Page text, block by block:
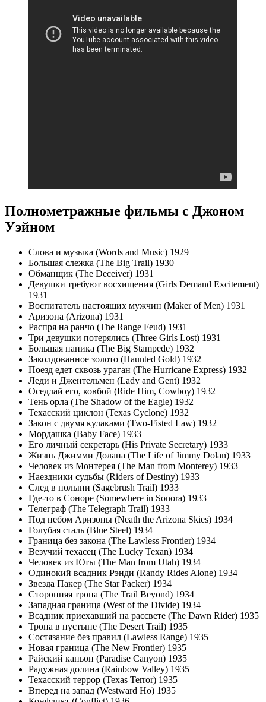
Полнометражные фильмы с Джоном
Уэйном
Слова и музыка (Words and Music) 1929
Большая слежка (The Big Trail) 1930
Обманщик (The Deceiver) 1931
Девушки требуют восхищения (Girls Demand Excitement)
1931
Воспитатель настоящих мужчин (Maker of Men) 1931
Аризона (Arizona) 1931
Распря на ранчо (The Range Feud) 1931
Три девушки потерялись (Three Girls Lost) 1931
Большая паника (The Big Stampede) 1932
Заколдованное золото (Haunted Gold) 1932
Поезд едет сквозь ураган (The Hurricane Express) 1932
Леди и Джентельмен (Lady and Gent) 1932
Оседлай его, ковбой (Ride Him, Cowboy) 1932
Тень орла (The Shadow of the Eagle) 1932
Техасский циклон (Texas Cyclone) 1932
Закон с двумя кулаками (Two-Fisted Law) 1932
Мордашка (Baby Face) 1933
Его личный секретарь (His Private Secretary) 1933
Жизнь Джимми Долана (The Life of Jimmy Dolan) 1933
Человек из Монтерея (The Man from Monterey) 1933
Наездники судьбы (Riders of Destiny) 1933
След в полыни (Sagebrush Trail) 1933
Где-то в Соноре (Somewhere in Sonora) 1933
Телеграф (The Telegraph Trail) 1933
Под небом Аризоны (Neath the Arizona Skies) 1934
Голубая сталь (Blue Steel) 1934
Граница без закона (The Lawless Frontier) 1934
Везучий техасец (The Lucky Texan) 1934
Человек из Юты (The Man from Utah) 1934
Одинокий всадник Рэнди (Randy Rides Alone) 1934
Звезда Пакер (The Star Packer) 1934
Сторонняя тропа (The Trail Beyond) 1934
Западная граница (West of the Divide) 1934
Всадник приехавший на рассвете (The Dawn Rider) 1935
Тропа в пустыне (The Desert Trail) 1935
Состязание без правил (Lawless Range) 1935
Новая граница (The New Frontier) 1935
Райский каньон (Paradise Canyon) 1935
Радужная долина (Rainbow Valley) 1935
Техасский террор (Texas Terror) 1935
Вперед на запад (Westward Ho) 1935